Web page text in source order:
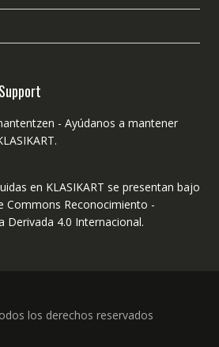
- Ayúdanos a mantener
en KLASIKART se presentan bajo
Commons Reconocimiento -
Derivada 4.0 Internacional.
los derechos reservados